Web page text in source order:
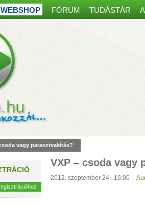
WEBSHOP FÓRUM TUDÁSTÁR
most30 000 Ft
akár 8 mobiltelefonon,
működés, egy régi
kábelei is elegendőek
vagy parasztvakítás?
VXP – csoda vagy
2012. szeptember 24. 16:06